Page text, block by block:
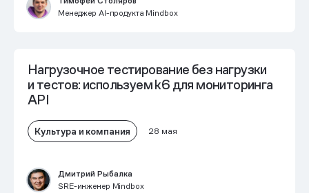
Менеджер AI-продукта Mindbox
Нагрузочное тестирование без нагрузки
и тестов: используем k6 для мониторинга
API
Культура и компания 28 мая
Дмитрий Рыбалка
SRE-инженер Mindbox